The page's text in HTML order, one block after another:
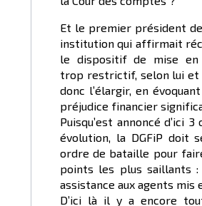
Et le premier président
institution qui affirmait
le dispositif de mise en
trop restrictif, selon lui et
donc l’élargir, en
préjudice financier
Puisqu’est annoncé d’ici 3
évolution, la DGFiP doit
ordre de bataille pour
points les plus saillants :
assistance aux agents mis
D’ici là il y a encore